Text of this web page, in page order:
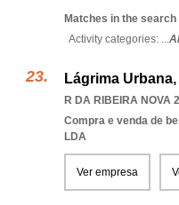
Matches in the search
Activity categories: ...
Lágrima
R DA RIBEIRA NOVA
Compra e venda de
LDA
Ver empresa